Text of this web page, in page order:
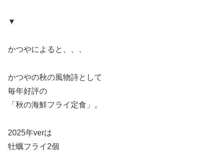
▼
かつやによると、、、
かつやの秋の風物詩として
毎年好評の
「秋の海鮮フライ定食」。
2025年verは
牡蠣フライ2個